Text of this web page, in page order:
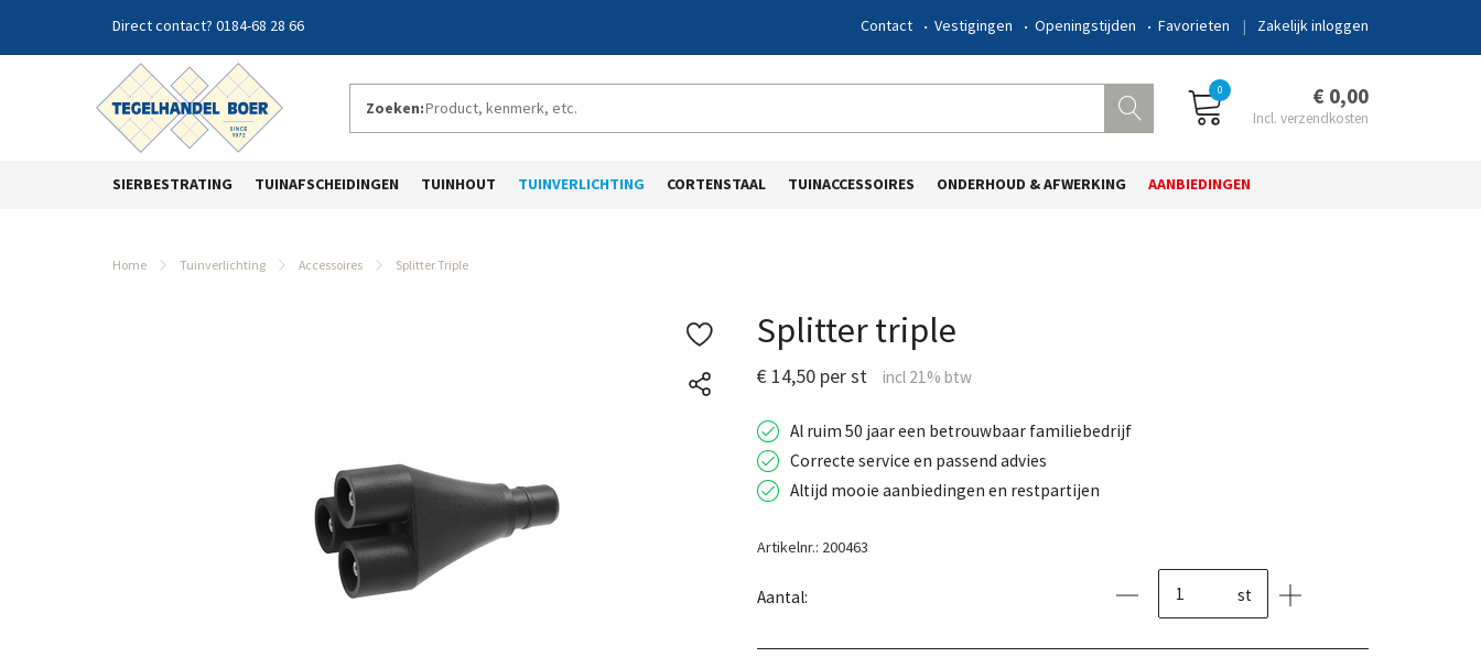
0184-68 28 66 Zakelijk inloggen
Contact Vestigingen Openingstijden Favorieten
Zoeken:
0 € 0,00
SIERBESTRATING TUINAFSCHEIDINGEN TUINHOUT TUINVERLICHTING CORTENSTAAL TUINACCESSOIRES ONDERHOUD & AFWERKING AANBIEDINGEN
Home Tuinverlichting Accessoires Splitter Triple
Splitter triple
€ 14,50 per st
Al ruim 50 jaar een betrouwbaar familiebedrijf
Correcte service en passend advies
Altijd mooie aanbiedingen en restpartijen
Artikelnr.: 200463
Aantal: st